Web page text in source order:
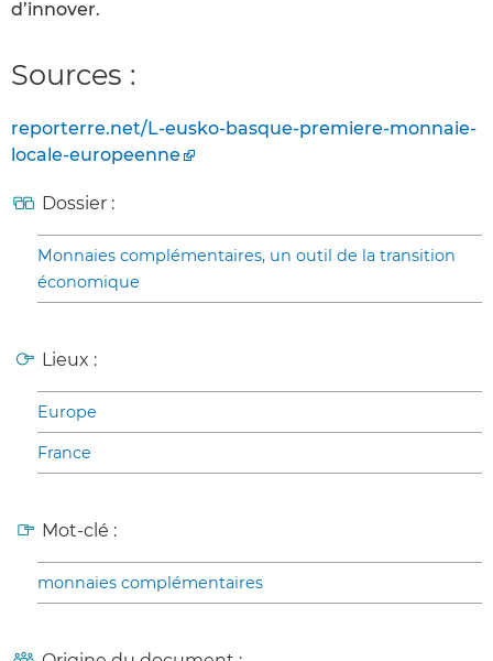
d’innover.
Sources :
reporterre.net/L-eusko-basque-premiere-monnaie-
locale-europeenne
Dossier :
Monnaies complémentaires, un outil de la transition
économique
Lieux :
Europe
France
Mot-clé :
monnaies complémentaires